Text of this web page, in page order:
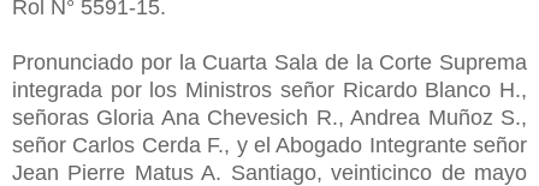
Rol N° 5591-15.
Pronunciado por la Cuarta Sala de la Corte Suprema
integrada por los Ministros señor Ricardo Blanco H.,
señoras Gloria Ana Chevesich R., Andrea Muñoz S.,
señor Carlos Cerda F., y el Abogado Integrante señor
Jean Pierre Matus A. Santiago, veinticinco de mayo